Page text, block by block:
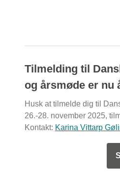
Tilmelding til
og årsmøde er nu
Husk at tilmelde dig til
26.-28. november 2025,
Kontakt: Karina Vittarp